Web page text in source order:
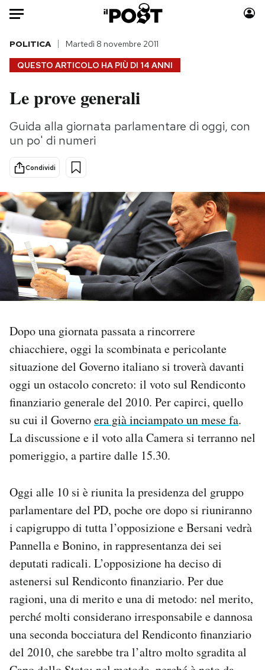
Auto
HOME
Italia
Politica
Internet
Cultura
Economia
Sport
Consumismi
Europa
Altrecose
Mondiali calcio 2026
PODCAST
NEWSLETTER
I MIEI PREFERITI
SHOP
CALENDARIO
Area Personale
Newsletter
Notifiche mobile
Hai bisogno di aiuto?
Esci
QUESTO ARTICOLO HA PIÙ DI 14 ANNI
POLITICA Martedì 8 novembre 2011
Le prove generali
Guida alla giornata parlamentare di oggi, con
un po' di numeri
Condividi
Dopo una giornata passata a rincorrere
chiacchiere, oggi la scombinata e pericolante
situazione del Governo italiano si troverà davanti
oggi un ostacolo concreto: il voto sul Rendiconto
finanziario generale del 2010. Per capirci, quello
su cui il Governoera già inciampato un mese fa.
La discussione e il voto alla Camera si terranno nel
pomeriggio, a partire dalle 15.30.
Oggi alle 10 si è riunita la presidenza del gruppo
parlamentare del PD, poche ore dopo si riuniranno
i capigruppo di tutta l’opposizione e Bersani vedrà
Pannella e Bonino, in rappresentanza dei sei
deputati radicali. L’opposizione ha deciso di
astenersi sul Rendiconto finanziario. Per due
ragioni, una di merito e una di metodo: nel merito,
perché molti considerano irresponsabile e dannosa
una seconda bocciatura del Rendiconto finanziario
del 2010, che sarebbe tra l’altro molto sgradita al